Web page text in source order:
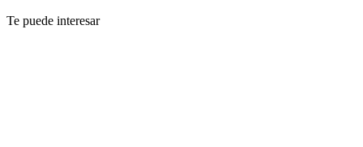
Te puede interesar